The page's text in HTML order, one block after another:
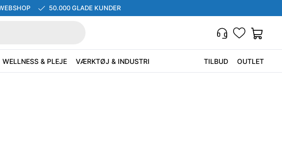
50.000 GLADE KUNDER
WELLNESS & PLEJE VÆRKTØJ & INDUSTRI TILBUD OUTLET